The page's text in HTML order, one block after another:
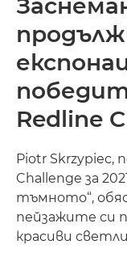
Redline
Piotr Skrzypiec,
Challenge за
тъмното“,
пейзажите си
красиви